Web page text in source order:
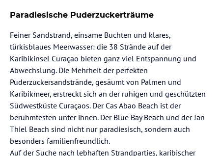
Paradiesische Puderzuckerträume
Feiner Sandstrand, einsame Buchten und klares,
türkisblaues Meerwasser: die 38 Strände auf der
Karibikinsel Curaçao bieten ganz viel Entspannung und
Abwechslung. Die Mehrheit der perfekten
Puderzuckersandstrände, gesäumt von Palmen und
Karibikmeer, erstreckt sich an der ruhigen und geschützten
Südwestküste Curaçaos. Der Cas Abao Beach ist der
berühmtesten unter ihnen. Der Blue Bay Beach und der Jan
Thiel Beach sind nicht nur paradiesisch, sondern auch
besonders familienfreundlich.
Auf der Suche nach lebhaften Strandparties, karibischer